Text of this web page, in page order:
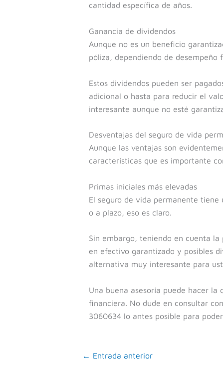
cantidad específica de años.
Ganancia de dividendos
Aunque no es un beneficio
póliza, dependiendo de desempeño
Estos dividendos pueden ser
adicional o hasta para reducir el
interesante aunque no esté
Desventajas del seguro de vida
Aunque las ventajas son
características que es importante
Primas iniciales más elevadas
El seguro de vida permanente
o a plazo, eso es claro.
Sin embargo, teniendo en cuenta
en efectivo garantizado y posibles
alternativa muy interesante para
Una buena asesoría puede hacer
financiera. No dude en consultar
3060634 lo antes posible para
← Entrada anterior